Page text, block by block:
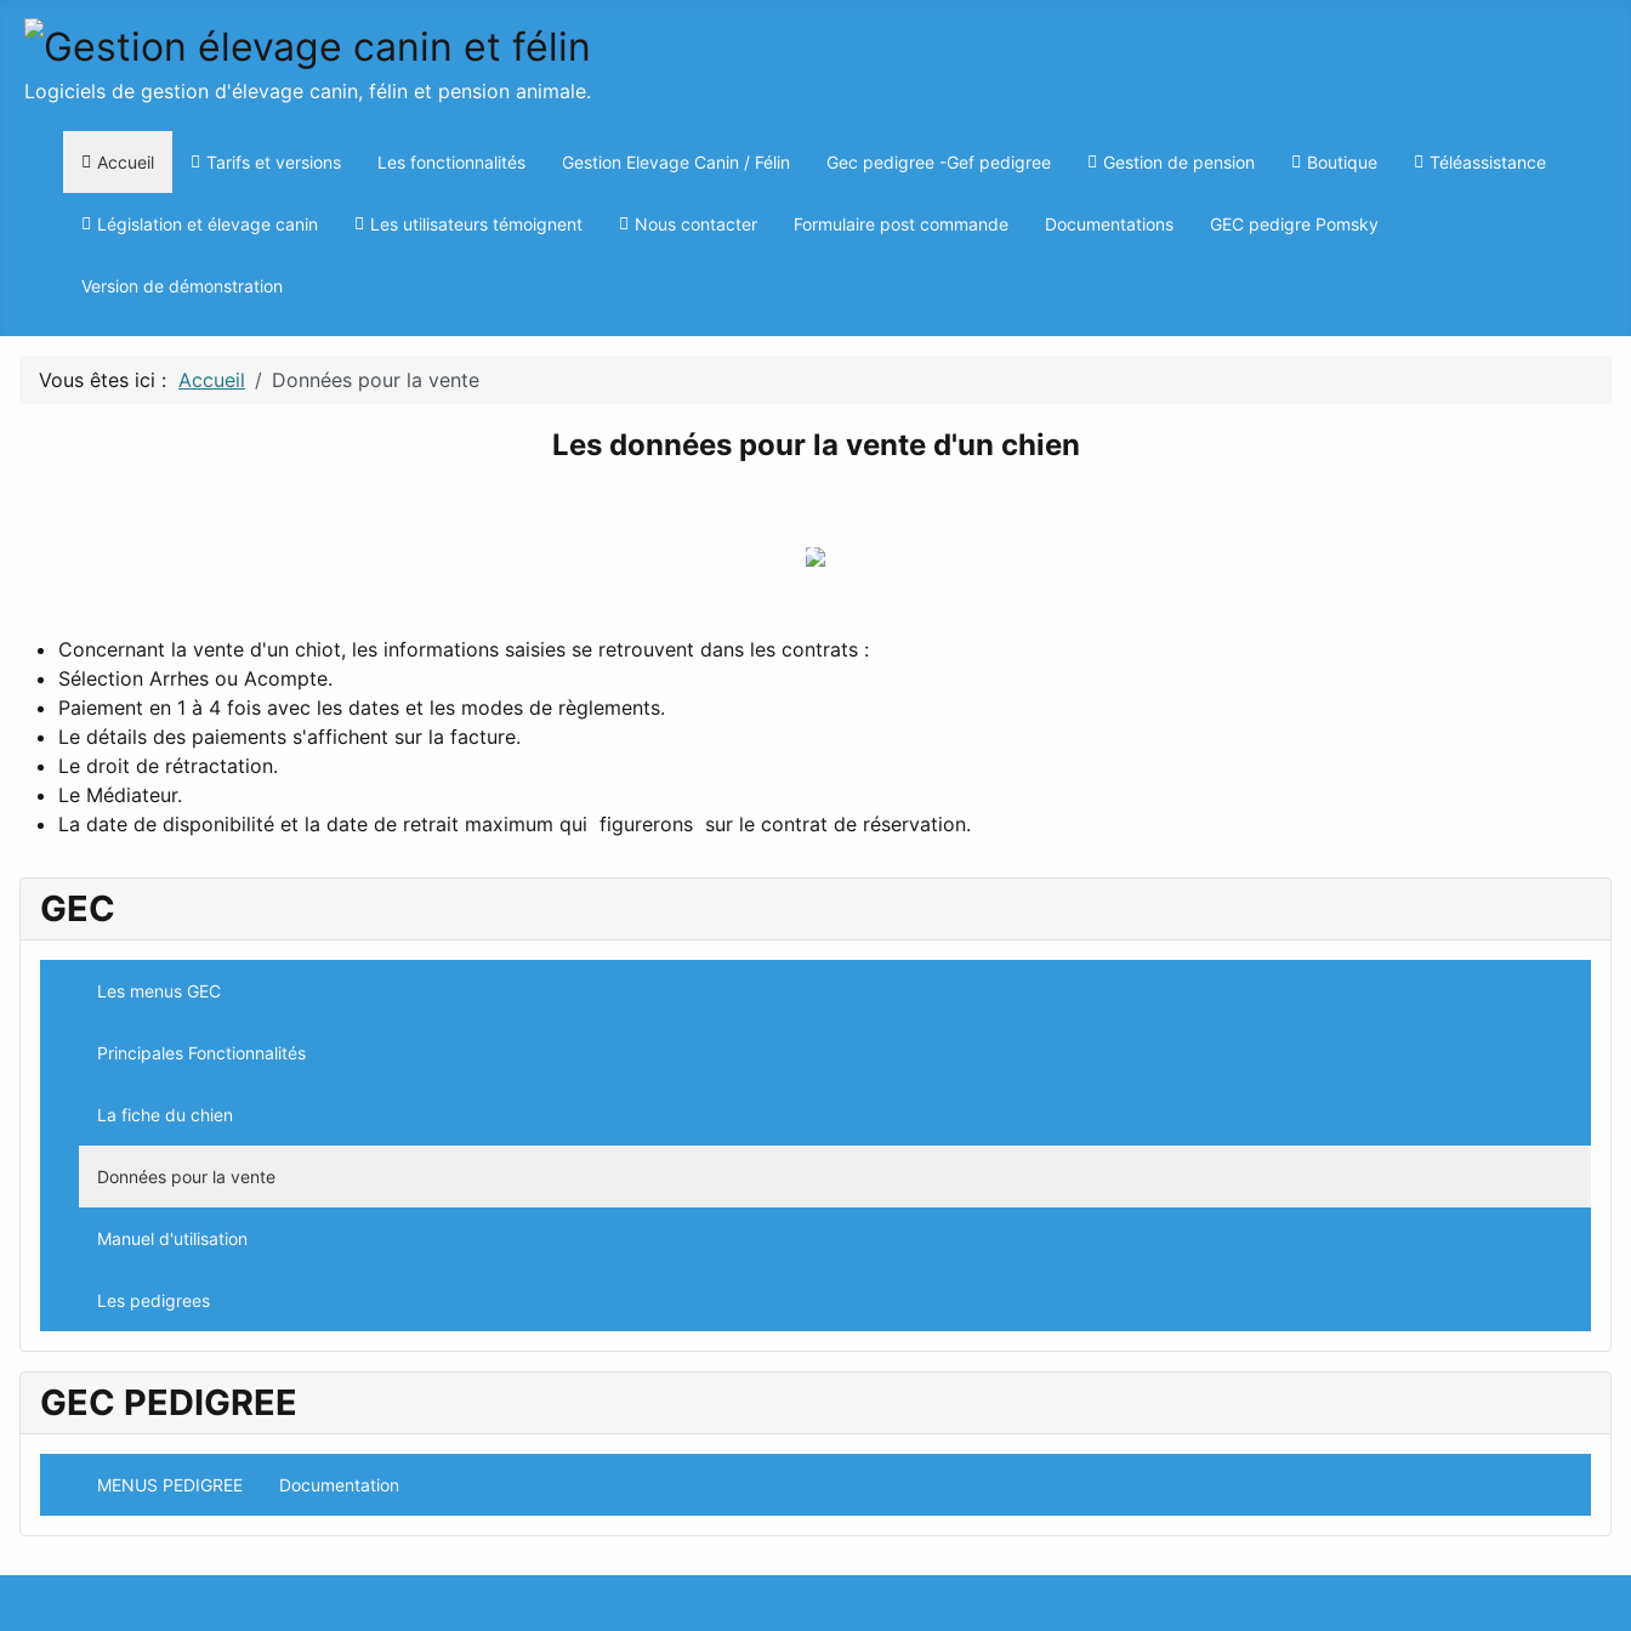
Logiciels de gestion d'élevage canin, félin et pension animale.
Accueil Tarifs et versions Les fonctionnalités Gestion Elevage Canin / Félin Gec pedigree -Gef pedigree Gestion de pension Boutique Téléassistance
Législation et élevage canin Les utilisateurs témoignent Nous contacter Formulaire post commande Documentations GEC pedigre Pomsky
Version de démonstration
GEC
Les menus GEC
Principales Fonctionnalités
La fiche du chien
Données pour la vente
Manuel d'utilisation
Les pedigrees
GEC PEDIGREE
MENUS PEDIGREE Documentation
Vous êtes ici : Accueil Données pour la vente
Les données pour la vente d'un chien
Concernant la vente d'un chiot, les informations saisies se retrouvent dans les contrats :
Sélection Arrhes ou Acompte.
Paiement en 1 à 4 fois avec les dates et les modes de règlements.
Le détails des paiements s'affichent sur la facture.
Le droit de rétractation.
Le Médiateur.
La date de disponibilité et la date de retrait maximum qui figurerons sur le contrat de réservation.